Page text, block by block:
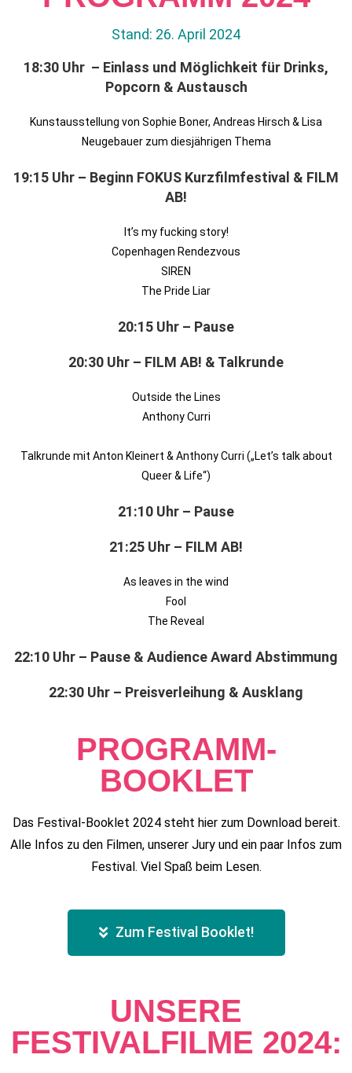
Stand: 26. April 2024
18:30 Uhr – Einlass und Möglichkeit für Drinks,
Popcorn & Austausch
Kunstausstellung von Sophie Boner, Andreas Hirsch & Lisa
Neugebauer zum diesjährigen Thema
19:15 Uhr – Beginn FOKUS Kurzfilmfestival & FILM
AB!
It’s my fucking story!
Copenhagen Rendezvous
SIREN
The Pride Liar
20:15 Uhr – Pause
20:30 Uhr – FILM AB! & Talkrunde
Outside the Lines
Anthony Curri
Talkrunde mit Anton Kleinert & Anthony Curri („Let’s talk about
Queer & Life“)
21:10 Uhr – Pause
21:25 Uhr – FILM AB!
As leaves in the wind
Fool
The Reveal
22:10 Uhr – Pause & Audience Award Abstimmung
22:30 Uhr – Preisverleihung & Ausklang
PROGRAMM-
BOOKLET
Das Festival-Booklet 2024 steht hier zum Download bereit.
Alle Infos zu den Filmen, unserer Jury und ein paar Infos zum
Festival. Viel Spaß beim Lesen.
Zum Festival Booklet!
UNSERE
FESTIVALFILME 2024: